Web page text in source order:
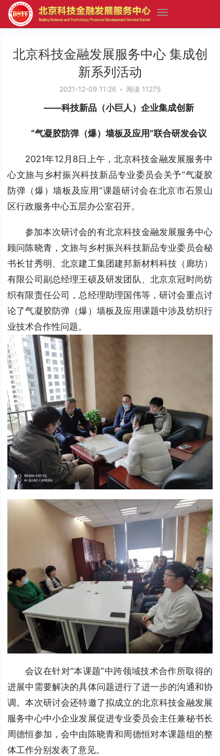
北京科技金融发展服务中心 集成创
新系列活动
2021-12-09 11:26 • 阅读 11275
——科技新品（小巨人）企业集成创新
“气凝胶防弹（爆）墙板及应用”联合研发会议
2021年12月8日上午，北京科技金融发展服务中
心文旅与乡村振兴科技新品专业委员会关予“气凝胶
防弹（爆）墙板及应用”课题研讨会在北京市石景山
区行政服务中心五层办公室召开。
参加本次研讨会的有北京科技金融发展服务中心
顾问陈晓青，文旅与乡村振兴科技新品专业委员会秘
书长甘秀明、北京建工集团建邦新材料科技（廊坊）
有限公司副总经理王硕及研发团队、北京京冠时尚纺
织有限责任公司，总经理助理国伟等，研讨会重点讨
论了气凝胶防弹（爆）墙板及应用课题中涉及纺织行
业技术合作性问题。
会议在针对“本课题”中跨领域技术合作所取得的
进展中需要解决的具体问题进行了进一步的沟通和协
调。本次研讨会还特邀了拟成立的北京科技金融发展
服务中心中小企业发展促进专业委员会主任兼秘书长
周德恒参加，会中由陈晓青和周德恒对本课题组的整
体工作分别发表了意见。